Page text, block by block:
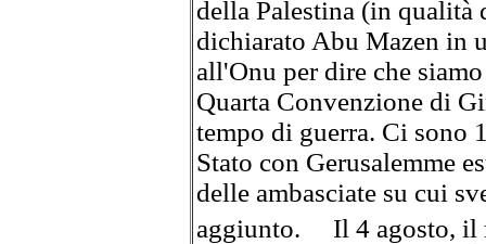
della Palestina (in qualità
dichiarato Abu Mazen in
all'Onu per dire che
Quarta Convenzione di
tempo di guerra. Ci sono
Stato con Gerusalemme
delle ambasciate su cui
aggiunto. Il 4 agosto, il